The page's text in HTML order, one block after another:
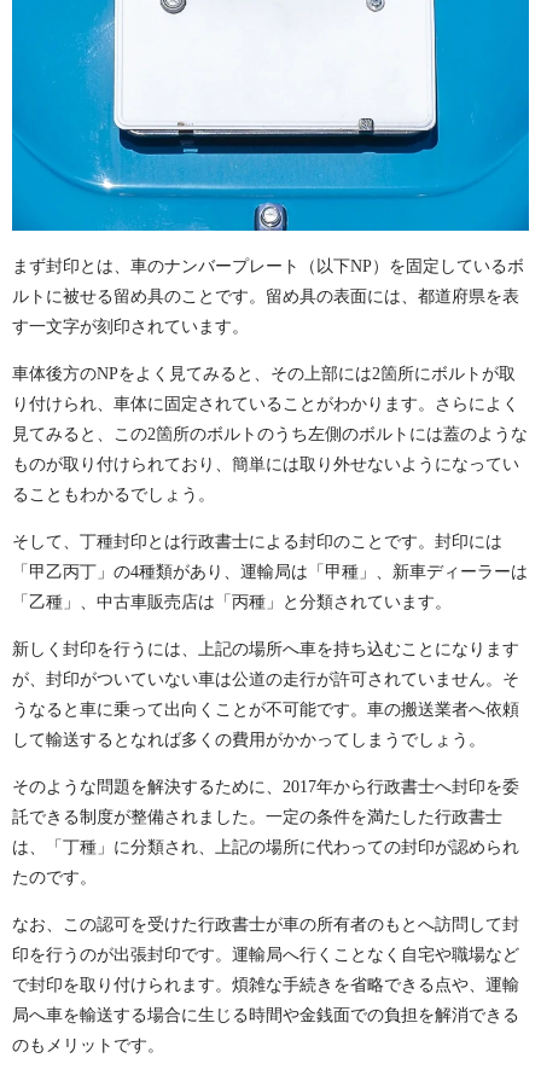
まず封印とは、車のナンバープレート（以下NP）を固定しているボ
ルトに被せる留め具のことです。留め具の表面には、都道府県を表
す一文字が刻印されています。
車体後方のNPをよく見てみると、その上部には2箇所にボルトが取
り付けられ、車体に固定されていることがわかります。さらによく
見てみると、この2箇所のボルトのうち左側のボルトには蓋のような
ものが取り付けられており、簡単には取り外せないようになってい
ることもわかるでしょう。
そして、丁種封印とは行政書士による封印のことです。封印には
「甲乙丙丁」の4種類があり、運輸局は「甲種」、新車ディーラーは
「乙種」、中古車販売店は「丙種」と分類されています。
新しく封印を行うには、上記の場所へ車を持ち込むことになります
が、封印がついていない車は公道の走行が許可されていません。そ
うなると車に乗って出向くことが不可能です。車の搬送業者へ依頼
して輸送するとなれば多くの費用がかかってしまうでしょう。
そのような問題を解決するために、2017年から行政書士へ封印を委
託できる制度が整備されました。一定の条件を満たした行政書士
は、「丁種」に分類され、上記の場所に代わっての封印が認められ
たのです。
なお、この認可を受けた行政書士が車の所有者のもとへ訪問して封
印を行うのが出張封印です。運輸局へ行くことなく自宅や職場など
で封印を取り付けられます。煩雑な手続きを省略できる点や、運輸
局へ車を輸送する場合に生じる時間や金銭面での負担を解消できる
のもメリットです。